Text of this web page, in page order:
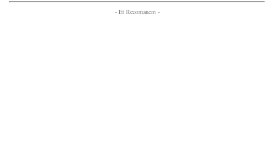
- Et Recomanem -